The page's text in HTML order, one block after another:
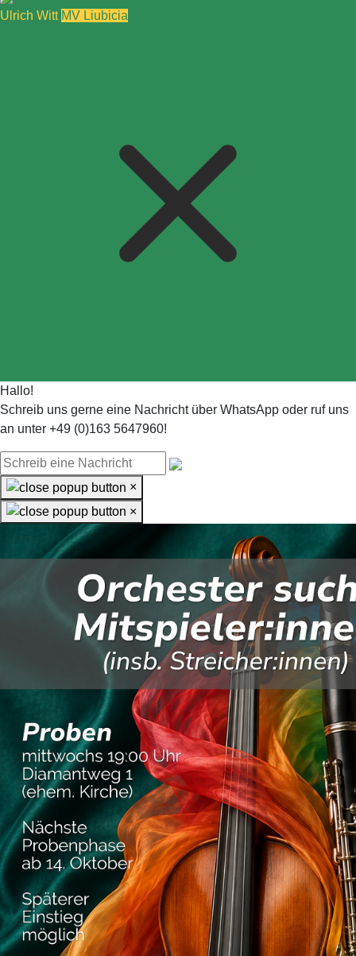
Ulrich Witt MV Liubicia
Hallo!
Schreib uns gerne eine Nachricht über WhatsApp oder ruf uns
an unter +49 (0)163 5647960!
×
×